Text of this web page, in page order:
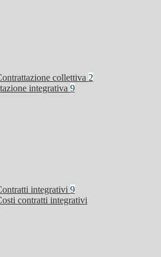
collettiva 2
integrativa 9
integrativi 9
contratti integrativi